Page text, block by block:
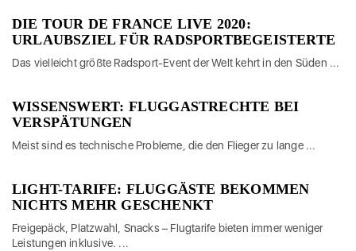
DIE TOUR DE FRANCE LIVE 2020:
URLAUBSZIEL FÜR RADSPORTBEGEISTERTE
Das vielleicht größte Radsport-Event der Welt kehrt in den Süden ...
WISSENSWERT: FLUGGASTRECHTE BEI
VERSPÄTUNGEN
Meist sind es technische Probleme, die den Flieger zu lange ...
LIGHT-TARIFE: FLUGGÄSTE BEKOMMEN
NICHTS MEHR GESCHENKT
Freigepäck, Platzwahl, Snacks – Flugtarife bieten immer weniger
Leistungen inklusive. ...